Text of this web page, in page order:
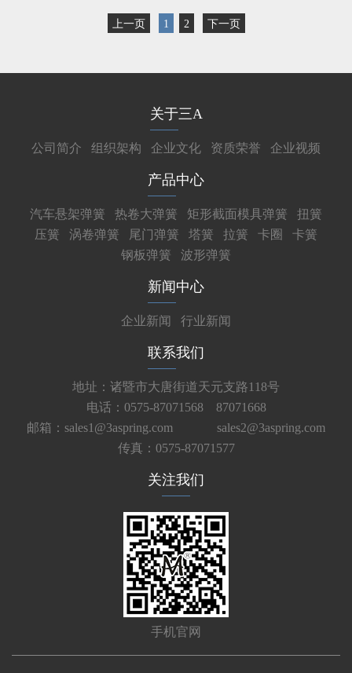
上一页 1 2 下一页
关于三A
公司简介 组织架构 企业文化 资质荣誉 企业视频
产品中心
汽车悬架弹簧 热卷大弹簧 矩形截面模具弹簧
扭簧
压簧
涡卷弹簧 尾门弹簧 塔簧 拉簧 卡圈
卡簧
钢板弹簧
波形弹簧
新闻中心
企业新闻 行业新闻
联系我们
地址：诸暨市大唐街道天元支路118号
电话：0575-87071568 87071668
邮箱：sales1@3aspring.com
sales2@3aspring.com
传真：0575-87071577
关注我们
手机官网